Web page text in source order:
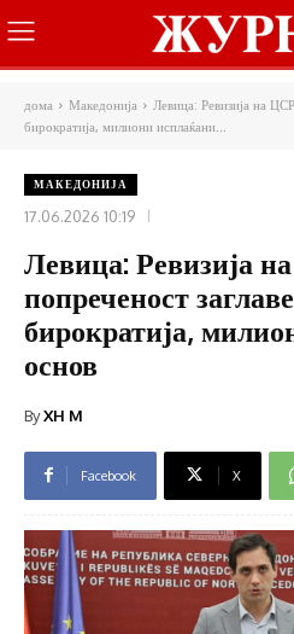
дома Македонија
Левица: Ревизија на
бирократија, милиони исплаќани...
МАКЕДОНИЈА
17.06.2026 10:19
Левица: Ревизија
попреченост
бирократија,
основ
ByXH M
Facebook X